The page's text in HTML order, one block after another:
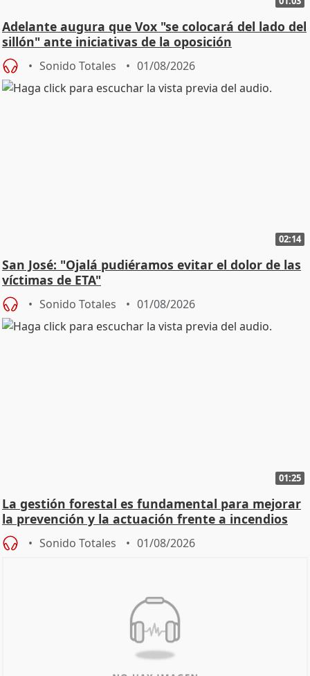
Adelante augura que Vox "se colocará del lado del
sillón" ante iniciativas de la oposición
Sonido Totales 01/08/2026
02:14
San José: "Ojalá pudiéramos evitar el dolor de las
víctimas de ETA"
Sonido Totales 01/08/2026
01:25
La gestión forestal es fundamental para mejorar
la prevención y la actuación frente a incendios
Sonido Totales 01/08/2026